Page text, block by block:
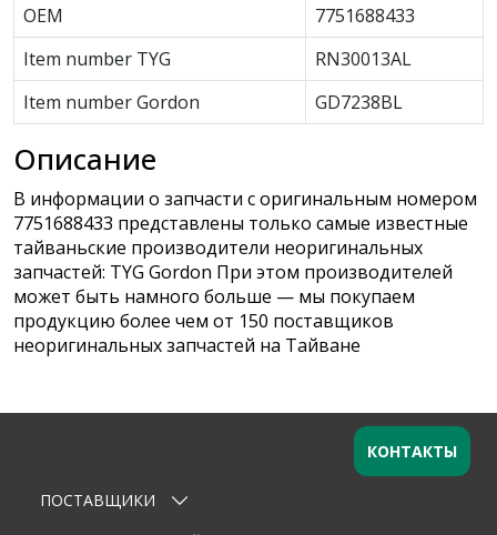
OEM
7751688433
Item number TYG
RN30013AL
Item number Gordon
GD7238BL
Описание
В информации о запчасти с оригинальным номером
7751688433 представлены только самые известные
тайваньские производители неоригинальных
запчастей: TYG Gordon При этом производителей
может быть намного больше — мы покупаем
продукцию более чем от 150 поставщиков
неоригинальных запчастей на Тайване
Оставьте заявку
ПОСТАВЩИКИ
КОНТАКТЫ